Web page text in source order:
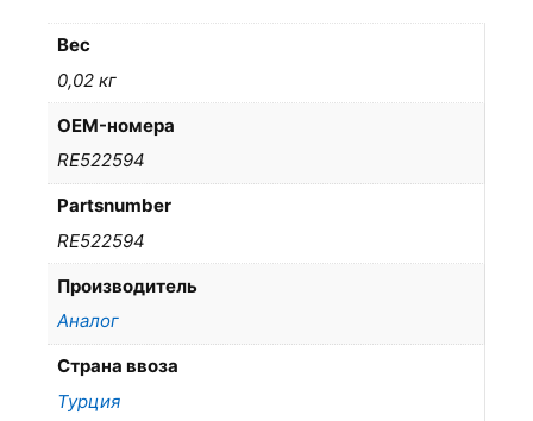
Вес
0,02 кг
OEM-номера
RE522594
Partsnumber
RE522594
Производитель
Аналог
Страна ввоза
Турция